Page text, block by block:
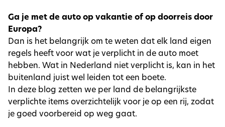
Ga je met de auto op vakantie of op doorreis door
Europa?
Dan is het belangrijk om te weten dat elk land eigen
regels heeft voor wat je verplicht in de auto moet
hebben. Wat in Nederland niet verplicht is, kan in het
buitenland juist wel leiden tot een boete.
In deze blog zetten we per land de belangrijkste
verplichte items overzichtelijk voor je op een rij, zodat
je goed voorbereid op weg gaat.